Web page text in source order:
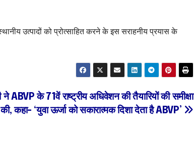
उत्पादों को प्रोत्साहित करने के इस सराहनीय प्रयास के
ने ABVP के 71वें राष्ट्रीय अधिवेशन की तैयारियों की समीक्षा
की, कहा- ‘युवा ऊर्जा को सकारात्मक दिशा देता है ABVP’